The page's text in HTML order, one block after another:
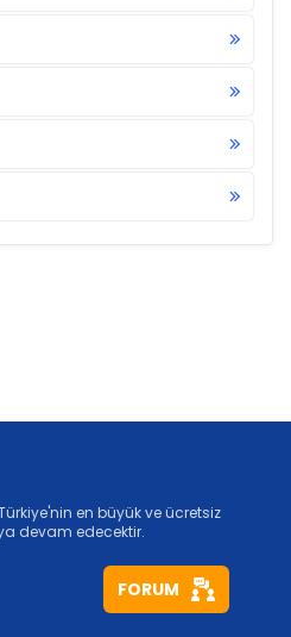
en büyük ve ücretsiz
devam edecektir.
FORUM